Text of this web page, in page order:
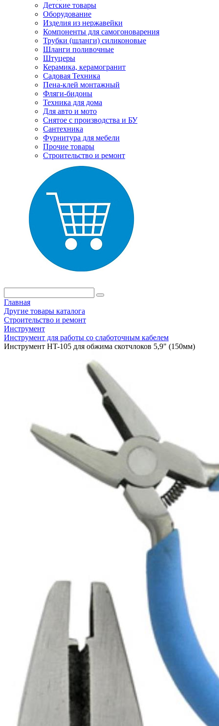
Детские товары
Оборудование
Изделия из нержавейки
Компоненты для самогоноварения
Трубки (шланги) силиконовые
Шланги поливочные
Штуцеры
Керамика, керамогранит
Садовая Техника
Пена-клей монтажный
Фляги-бидоны
Техника для дома
Для авто и мото
Снятое с производства и БУ
Сантехника
Фурнитура для мебели
Прочие товары
Строительство и ремонт
Главная
Другие товары каталога
Строительство и ремонт
Инструмент
Инструмент для работы со слаботочным кабелем
Инструмент HT-105 для обжима скотчлоков 5,9" (150мм)